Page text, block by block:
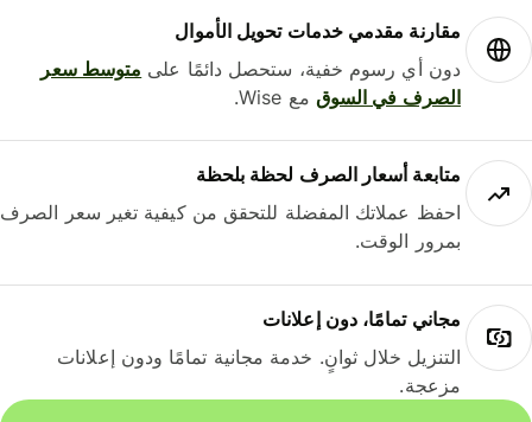
مقارنة مقدمي خدمات تحويل الأموال
دون أي رسوم خفية، ستحصل دائمًا علىمتوسط ​​سعر
الصرف في السوقمع Wise.
متابعة أسعار الصرف لحظة بلحظة
احفظ عملاتك المفضلة للتحقق من كيفية تغير سعر الصرف
بمرور الوقت.
مجاني تمامًا، دون إعلانات
التنزيل خلال ثوانٍ. خدمة مجانية تمامًا ودون إعلانات
مزعجة.